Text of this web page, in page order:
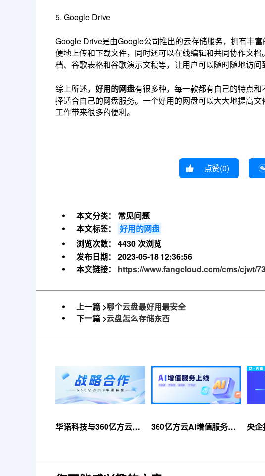
5. Google Drive
Google Drive是由Google公司推出的云存储服务，拥有丰
便地上传和下载文件，同时还可以在线编辑和共同协作文
档、谷歌表格和谷歌演示文稿等，让用户可以随时随地访问
综上所述， 好用的网盘有很多种，每一款都有自己的特点
择适合自己的网盘服务。一个好用的网盘可以大大地提高
工作带来很多的便利。
点赞(0)
本文分类：
常见问题
本文标签：
好用的网盘
浏览次数：
4430 次浏览
发布日期：
2023-05-18 12:36:56
本文链接：
https://www.fangcloud.com/cms/cjwt/
上一篇 >哪个云盘最好用最安全
下一篇 >云盘怎么存储东西
华诺科技与360亿方云达
360亿方云AI增值服务上
央企